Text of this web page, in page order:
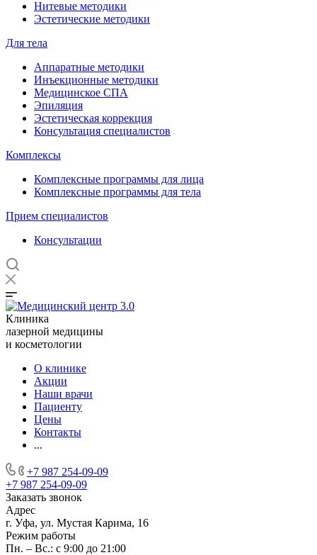
Нитевые методики
Эстетические методики
Для тела
Аппаратные методики
Инъекционные методики
Медицинское СПА
Эпиляция
Эстетическая коррекция
Консультация специалистов
Комплексы
Комплексные программы для лица
Комплексные программы для тела
Прием специалистов
Консультации
Клиника
лазерной медицины
и косметологии
О клинике
Акции
Наши врачи
Пациенту
Цены
Контакты
...
+7 987 254-09-09
+7 987 254-09-09
Заказать звонок
Адрес
г. Уфа, ул. Мустая Карима, 16
Режим работы
Пн. – Вс.: с 9:00 до 21:00